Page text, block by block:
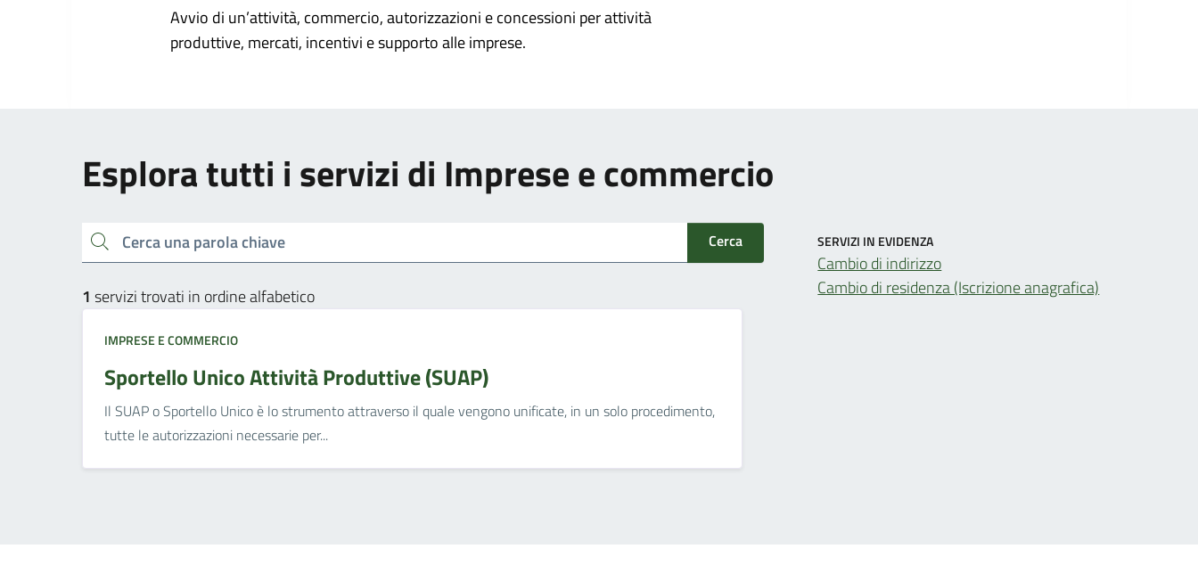
Avvio di un’attività, commercio, autorizzazioni e concessioni per attività
produttive, mercati, incentivi e supporto alle imprese.
Esplora tutti i servizi di Imprese e commercio
Cerca una parola chiave Cerca
1 servizi trovati in ordine alfabetico
IMPRESE E COMMERCIO
Sportello Unico Attività Produttive (SUAP)
Il SUAP o Sportello Unico è lo strumento attraverso il quale vengono unificate, in un solo procedimento,
tutte le autorizzazioni necessarie per...
SERVIZI IN EVIDENZA
Cambio di indirizzo
Cambio di residenza (Iscrizione anagrafica)